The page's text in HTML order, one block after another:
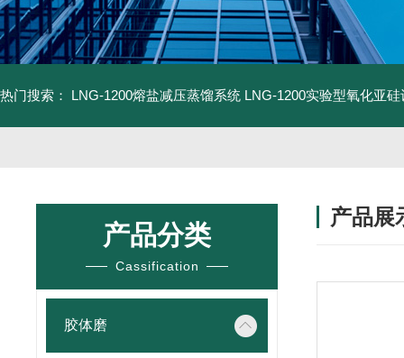
热门搜索： LNG-1200熔盐减压蒸馏系统 LNG-1200实验型氧化亚硅
产品分类
Cassification
胶体磨
产品展